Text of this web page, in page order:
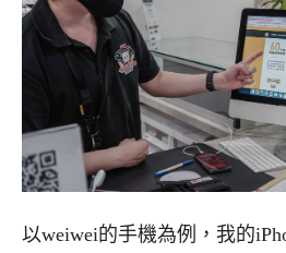
以weiwei的手機為例，我的